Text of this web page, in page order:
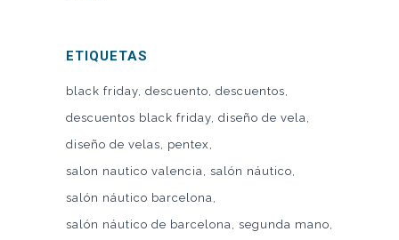
ETIQUETAS
black friday descuento descuentos
descuentos black friday diseño de vela
diseño de velas
pentex
salon nautico valencia salón náutico
salón náutico barcelona
salón náutico de barcelona segunda mano